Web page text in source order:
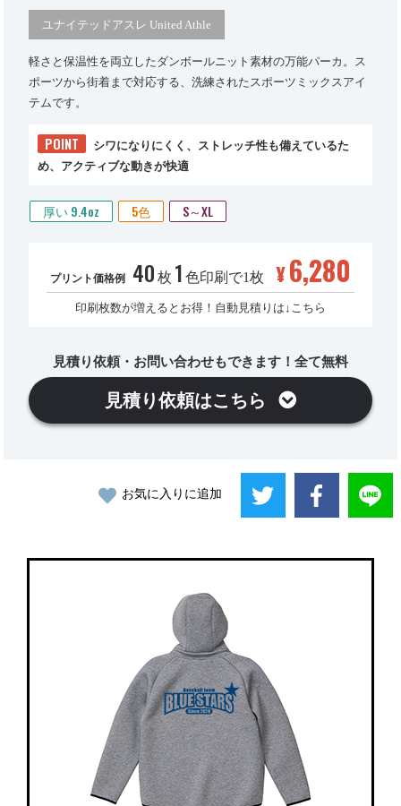
ユナイテッドアスレ United Athle
軽さと保温性を両立したダンボールニット素材の万能パーカ。ス
ポーツから街着まで対応する、洗練されたスポーツミックスアイ
テムです。
POINT
シワになりにくく、ストレッチ性も備えているた
め、アクティブな動きが快適
厚い 9.4oz 5色 S～XL
プリント価格例 40 枚 1 色印刷で1枚 ¥6,280
印刷枚数が増えるとお得！自動見積りは↓こちら
見積り依頼・お問い合わせもできます！全て無料
見積り依頼はこちら
お気に入りに追加